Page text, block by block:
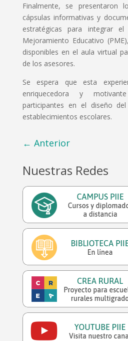
Finalmente, se presentaron
cápsulas informativas y
estratégicas para integrar
Mejoramiento Educativo
disponibles en el aula virtual
de los asesores.
Se espera que esta
enriquecedora y
participantes en el diseño
establecimientos escolares.
← Anterior
Nuestras Redes